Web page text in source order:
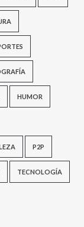
HUMOR
P2P
TECNOLOGÍA